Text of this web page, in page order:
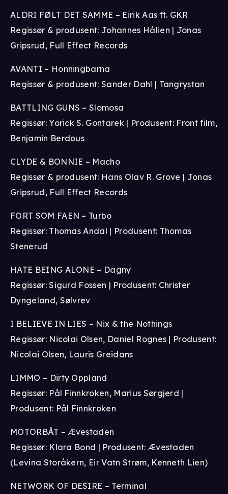
ALDRI FØLT DET SAMME – Eirik Aas ft. GKR
Regissør & produsent: Johannes Hålien | Jonas
Gripsrud, Full Effect Records
AVANTI – Honningbarna
Regissør & produsent: Sander Dahl | Tangrystan
BATTLING GUNS – Slomosa
Regissør: Yorick S. Gontarek | Produsent: Front film,
Benjamin Berdous
CLYDE & BONNIE – Macho
Regissør & produsent: Hans Olav R. Grove | Jonas
Gripsrud, Full Effect Records
FORT SOM FAEN – Turbo
Regissør: Thomas Andal | Produsent: Thomas
Stenerud
HATE BEING ALONE – Dagny
Regissør: Sigurd Fossen | Produsent: Christer
Dyngeland, Sølvrev
I BELIEVE IN LIES – Nix & the Nothings
Regissør: Nicolai Olsen, Daniel Rognes | Produsent:
Nicolai Olsen, Lauris Greidans
LIMMO – Dirty Oppland
Regissør: Pål Finnkroken, Marius Sørgjerd |
Produsent: Pål Finnkroken
MOTORBÅT – Ævestaden
Regissør: Klara Bond | Produsent: Ævestaden
(Levina Storåkern, Eir Vatn Strøm, Kenneth Lien)
NETWORK OF DESIRE – Terminal